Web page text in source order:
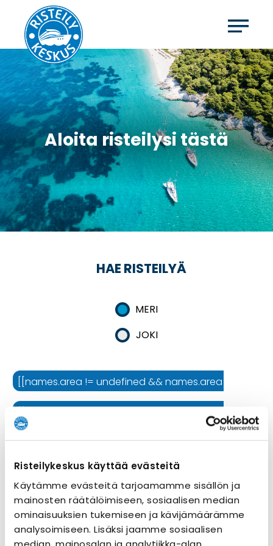
Risteilykeskus käyttää evästeitä
Käytämme evästeitä tarjoamamme sisällön ja
mainosten räätälöimiseen, sosiaalisen median
ominaisuuksien tukemiseen ja kävijämäärämme
analysoimiseen. Lisäksi jaamme sosiaalisen
Aloita risteilysi tästä
HAE RISTEILYÄ
MERI
JOKI
[[names.area != undefined && names.area != '' ?
[[names.cruiseline != undefined && names.cruiseline
[[names.ship != undefined && names.ship != '' ?
Risteilyn kesto